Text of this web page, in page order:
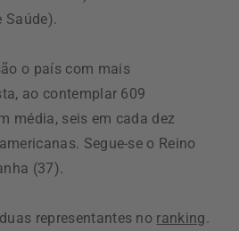
Saúde).
o país com mais
ao contemplar 609
média, seis em cada dez
Segue-se o Reino
(37).
representantes no ranking.